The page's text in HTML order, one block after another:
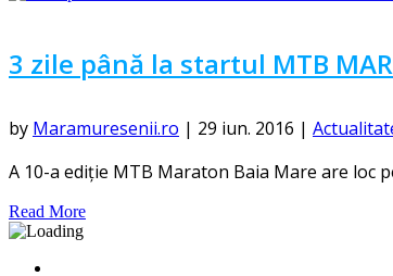
3 zile până la startul MTB
by Maramuresenii.ro | 29 iun. 2016 |
A 10-a ediție MTB Maraton Baia Mare are loc
Read More